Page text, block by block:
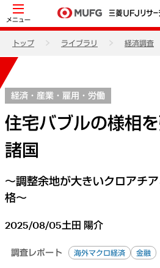
メニュー
トップ ライブラリ 経済調査
経済・産業・雇用・労働
住宅バブルの様相
諸国
～調整余地が大きいクロアチ
格～
2025/08/05土田 陽介
調査レポート 海外マクロ経済 金融